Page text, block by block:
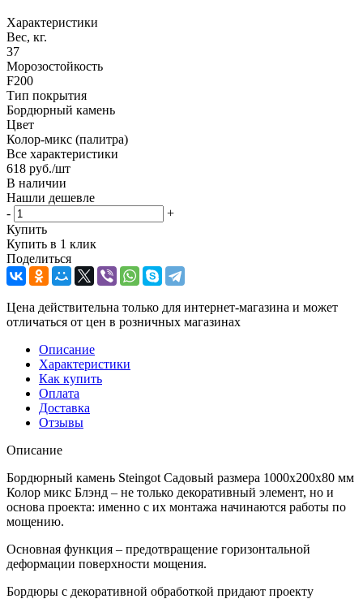
Характеристики
Вес, кг.
37
Морозостойкость
F200
Тип покрытия
Бордюрный камень
Цвет
Колор-микс (палитра)
Все характеристики
618 руб./шт
В наличии
Нашли дешевле
-
+
Купить
Купить в 1 клик
Поделиться
Цена действительна только для интернет-магазина и может
отличаться от цен в розничных магазинах
Описание
Характеристики
Как купить
Оплата
Доставка
Отзывы
Описание
Бордюрный камень Steingot Садовый размера 1000х200х80 мм
Колор микс Блэнд – не только декоративный элемент, но и
основа проекта: именно с их монтажа начинаются работы по
мощению.
Основная функция – предотвращение горизонтальной
деформации поверхности мощения.
Бордюры с декоративной обработкой придают проекту